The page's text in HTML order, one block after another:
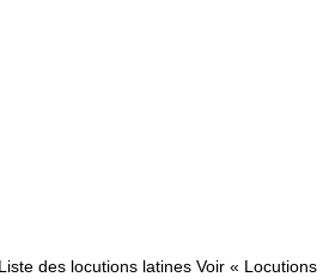
des locutions latines Voir « Locutions